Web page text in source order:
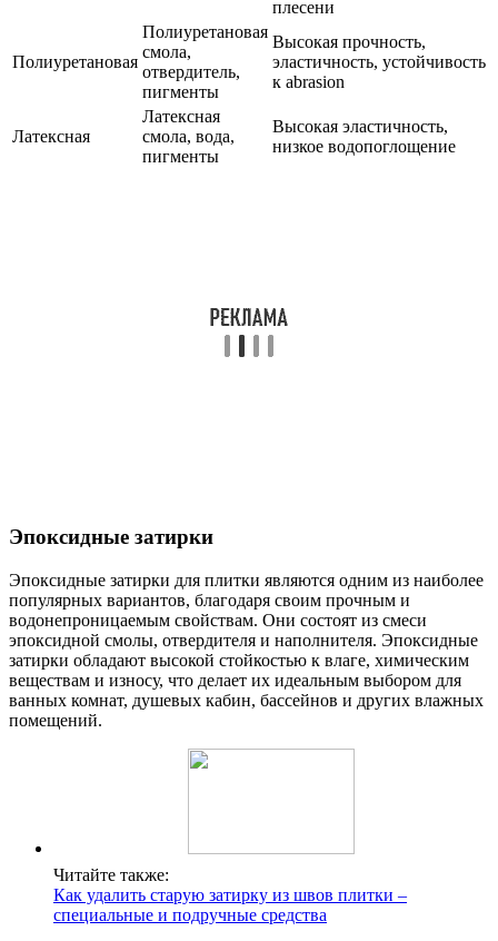
плесени
Полиуретановая
Полиуретановая
смола,
отвердитель,
пигменты
Высокая прочность,
эластичность, устойчивость
к abrasion
Латексная
Латексная
смола, вода,
пигменты
Высокая эластичность,
низкое водопоглощение
Эпоксидные затирки
Эпоксидные затирки для плитки являются одним из наиболее
популярных вариантов, благодаря своим прочным и
водонепроницаемым свойствам. Они состоят из смеси
эпоксидной смолы, отвердителя и наполнителя. Эпоксидные
затирки обладают высокой стойкостью к влаге, химическим
веществам и износу, что делает их идеальным выбором для
ванных комнат, душевых кабин, бассейнов и других влажных
помещений.
Читайте также:
Как удалить старую затирку из швов плитки –
специальные и подручные средства